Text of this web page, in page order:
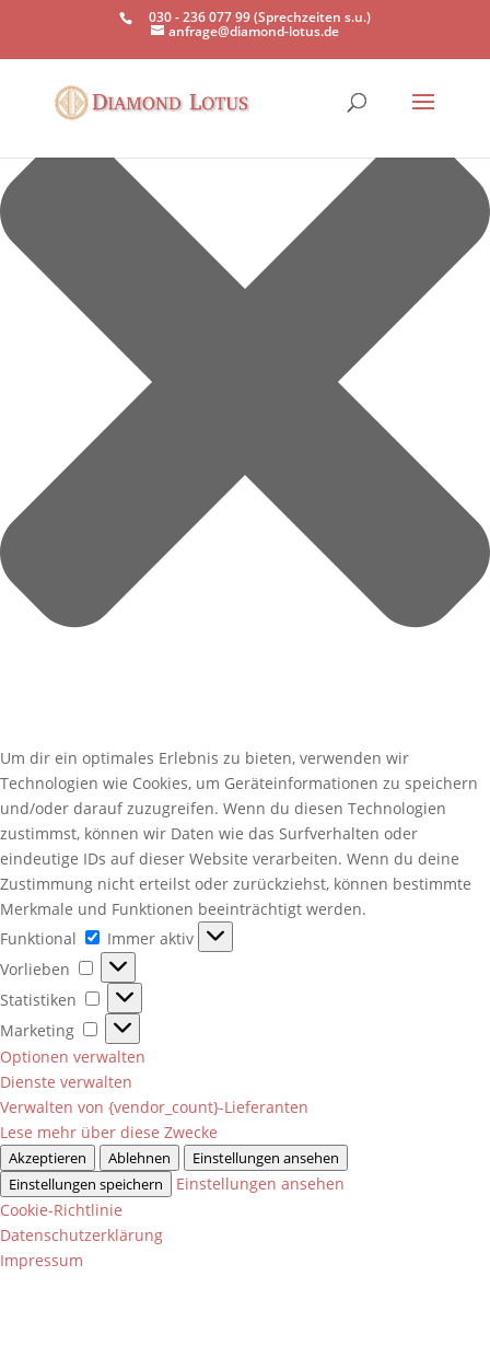
Einwilligung verwalten
Um dir ein optimales Erlebnis zu bieten, verwenden wir
Technologien wie Cookies, um Geräteinformationen zu speichern
und/oder darauf zuzugreifen. Wenn du diesen Technologien
zustimmst, können wir Daten wie das Surfverhalten oder
eindeutige IDs auf dieser Website verarbeiten. Wenn du deine
Zustimmung nicht erteilst oder zurückziehst, können bestimmte
Merkmale und Funktionen beeinträchtigt werden.
Funktional
Funktional
Immer aktiv
Vorlieben
Vorlieben
Statistiken
Statistiken
Marketing
Marketing
Optionen verwalten
Dienste verwalten
Verwalten von {vendor_count}-Lieferanten
Lese mehr über diese Zwecke
Akzeptieren Ablehnen
Einstellungen ansehen
Einstellungen speichern
Einstellungen ansehen
Cookie-Richtlinie
Datenschutzerklärung
Impressum
030 - 236 077 99 (Sprechzeiten s.u.)
anfrage@diamond-lotus.de